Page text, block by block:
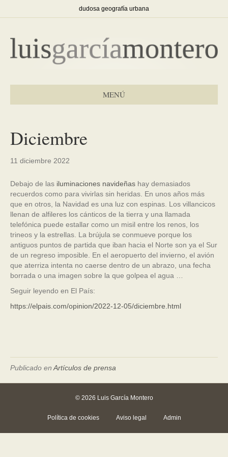
dudosa geografía urbana
MENÚ
Diciembre
11 diciembre 2022
Debajo de las iluminaciones navideñas hay demasiados
recuerdos como para vivirlas sin heridas. En unos años más
que en otros, la Navidad es una luz con espinas. Los villancicos
llenan de alfileres los cánticos de la tierra y una llamada
telefónica puede estallar como un misil entre los renos, los
trineos y la estrellas. La brújula se conmueve porque los
antiguos puntos de partida que iban hacia el Norte son ya el Sur
de un regreso imposible. En el aeropuerto del invierno, el avión
que aterriza intenta no caerse dentro de un abrazo, una fecha
borrada o una imagen sobre la que golpea el agua …
Seguir leyendo en El País:
https://elpais.com/opinion/2022-12-05/diciembre.html
Publicado en Artículos de prensa
© 2026 Luis García Montero
Política de cookies Aviso legal Admin